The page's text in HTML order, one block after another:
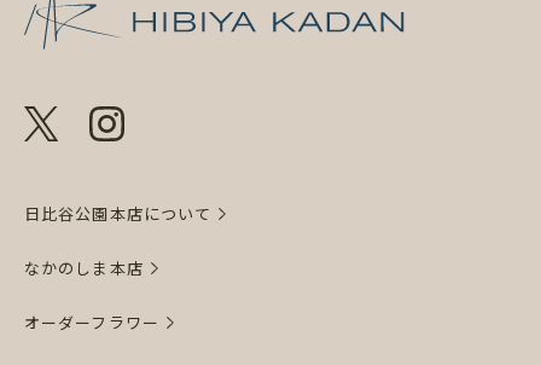
日比谷公園本店について
なかのしま本店
オーダーフラワー